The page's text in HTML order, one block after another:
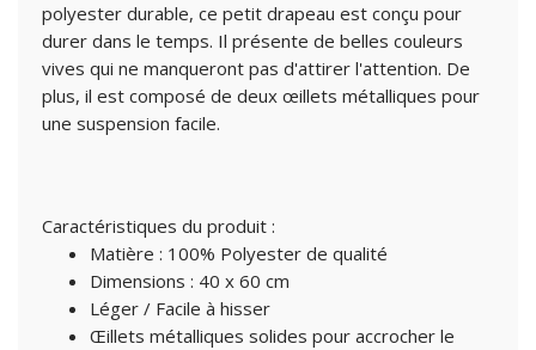
polyester durable, ce petit drapeau est conçu pour
durer dans le temps. Il présente de belles couleurs
vives qui ne manqueront pas d'attirer l'attention. De
plus, il est composé de deux œillets métalliques pour
une suspension facile.
Caractéristiques du produit :
Matière : 100% Polyester de qualité
Dimensions : 40 x 60 cm
Léger / Facile à hisser
Œillets métalliques solides pour accrocher le